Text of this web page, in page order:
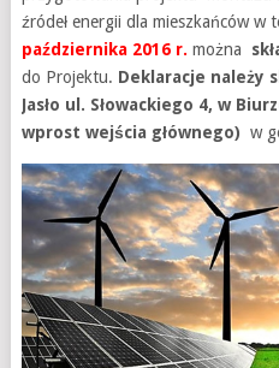
źródeł energii dla mieszkańców w
października 2016 r. można
do Projektu. Deklaracje należy
Jasło ul. Słowackiego 4, w
wprost wejścia głównego) w